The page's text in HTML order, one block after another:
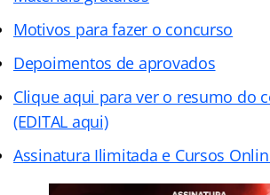
Motivos para fazer o concurso
Depoimentos de aprovados
Clique aqui para ver o resumo do
(EDITAL aqui)
Assinatura Ilimitada e Cursos